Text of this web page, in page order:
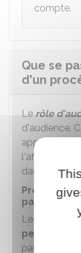
compte.
Que se
d'un
Le rôle
d'audience.
appelées à
l'affaire qui
dans cette
Présence,
parties
Les parties
personne
par un avocat.